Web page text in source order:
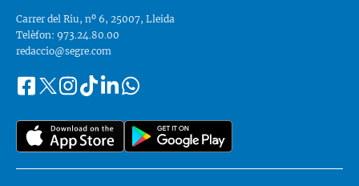
Carrer del Riu, nº 6, 25007, Lleida
Telèfon: 973.24.80.00
redaccio@segre.com
Segueix-
a::
FacebookInstagram
TiktokLinkedinWhatsapp